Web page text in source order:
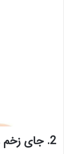
2. جای زخم و اسکار را بهبود می‌بخشد